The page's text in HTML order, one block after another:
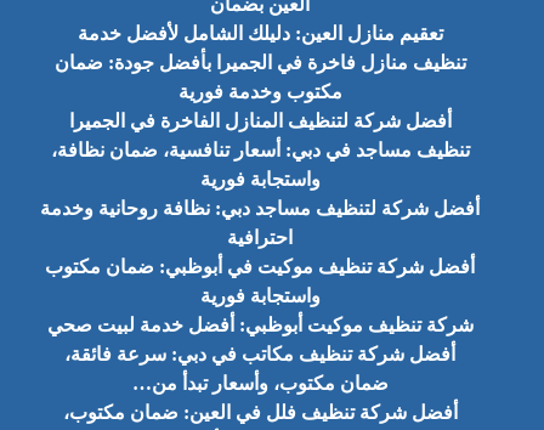
العين بضمان
تعقيم منازل العين: دليلك الشامل لأفضل خدمة
تنظيف منازل فاخرة في الجميرا بأفضل جودة: ضمان
مكتوب وخدمة فورية
أفضل شركة لتنظيف المنازل الفاخرة في الجميرا
تنظيف مساجد في دبي: أسعار تنافسية، ضمان نظافة،
واستجابة فورية
أفضل شركة لتنظيف مساجد دبي: نظافة روحانية وخدمة
احترافية
أفضل شركة تنظيف موكيت في أبوظبي: ضمان مكتوب
واستجابة فورية
شركة تنظيف موكيت أبوظبي: أفضل خدمة لبيت صحي
أفضل شركة تنظيف مكاتب في دبي: سرعة فائقة،
ضمان مكتوب، وأسعار تبدأ من…
أفضل شركة تنظيف فلل في العين: ضمان مكتوب،